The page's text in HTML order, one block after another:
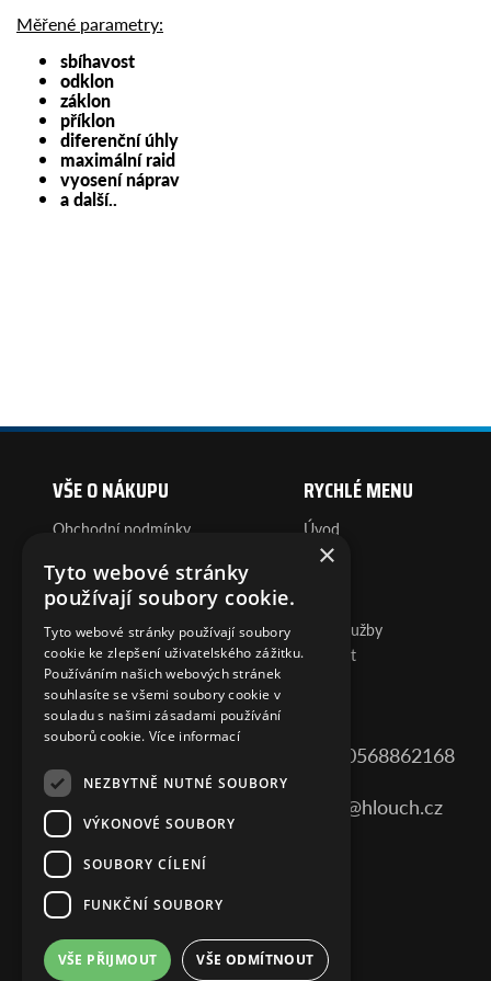
Měřené parametry:
sbíhavost
odklon
záklon
příklon
diferenční úhly
maximální raid
vyosení náprav
a další..
VŠE O NÁKUPU
Obchodní podmínky
Dopravy a platby
FAQ
GDPR
Cookies
RYCHLÉ MENU
Úvod
O nás
Další služby
Kontakt
KONTAKT
Ostašov 48
675 52 Lipník u Hrotovic
IČO: 46965980
DIČ: CZ46965980
+420568862168
info@hlouch.cz
STAŇ SE FANOUŠKEM
×
Tyto webové stránky
používají soubory cookie.
Tyto webové stránky používají soubory
cookie ke zlepšení uživatelského zážitku.
Používáním našich webových stránek
souhlasíte se všemi soubory cookie v
souladu s našimi zásadami používání
souborů cookie. Více informací
NEZBYTNĚ NUTNÉ SOUBORY
VÝKONOVÉ SOUBORY
SOUBORY CÍLENÍ
FUNKČNÍ SOUBORY
VŠE PŘIJMOUT VŠE ODMÍTNOUT